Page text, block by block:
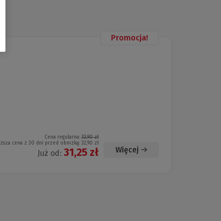
Promocja!
Cena regularna: 32,90 zł
cena z 30 dni przed obniżką: 32,90 zł
Już od: 31,25 zł Więcej